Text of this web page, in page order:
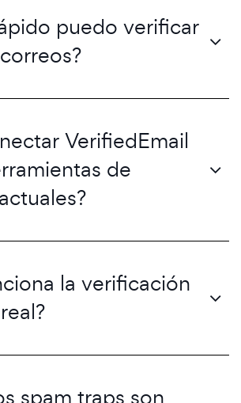
puedo verificar
VerifiedEmail
de
la verificación
spam traps son